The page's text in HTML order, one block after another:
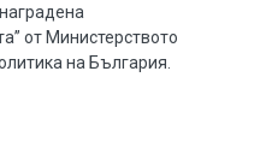
от Министерството
на България.